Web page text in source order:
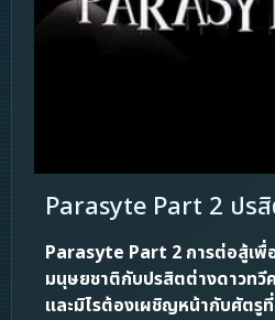
Parasyte Part 2 ปร
Parasyte Part 2 การต่อสู้เพื่
มนุษยชาติกับปรสิตต่างดาวทวี
และมิไรต้องเผชิญหน้ากับศัตรู